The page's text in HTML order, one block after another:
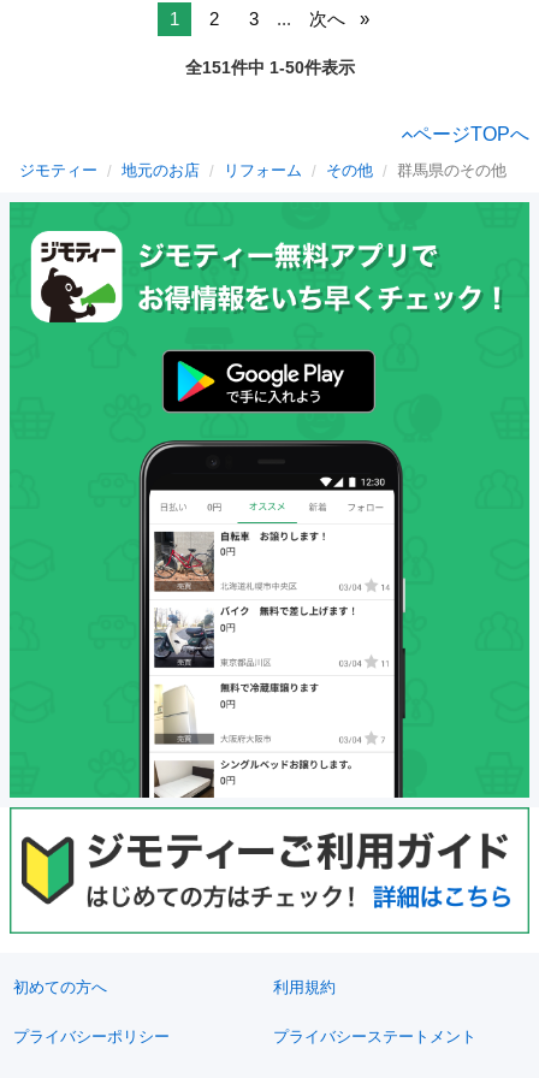
1 2 3 ... 次へ
全151件中 1-50件表示
ページTOPへ
ジモティー 地元のお店 リフォーム その他 群馬県のその他
初めての方へ 利用規約
プライバシーポリシー プライバシーステートメント